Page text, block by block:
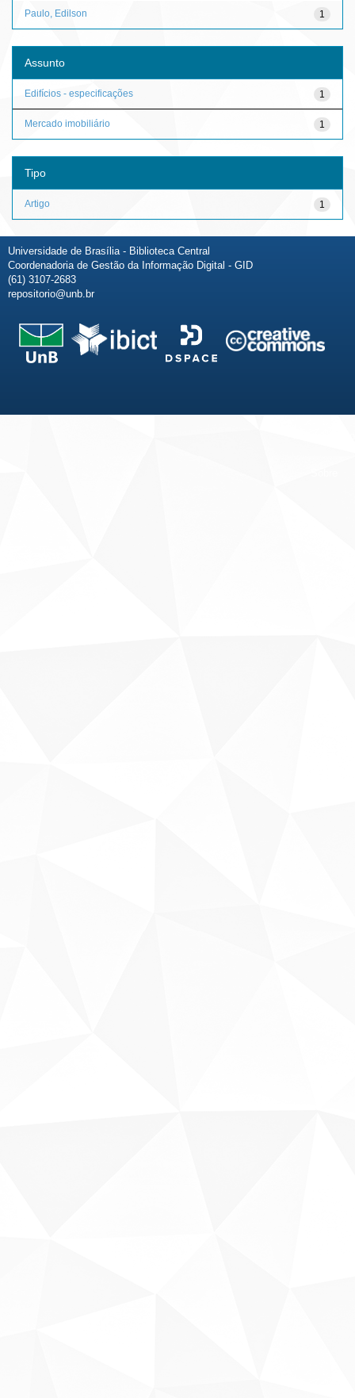
1
Paulo, Edilson
Assunto
1
Edifícios - especificações
1
Mercado imobiliário
Tipo
1
Artigo
Universidade de Brasília - Biblioteca Central
Coordenadoria de Gestão da Informação Digital - GID
(61) 3107-2683
repositorio@unb.br